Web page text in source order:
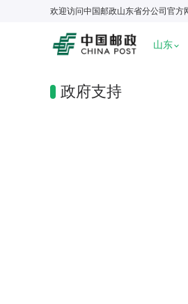
欢迎访问中国邮政山东省分公司 官方
山东
政府支持